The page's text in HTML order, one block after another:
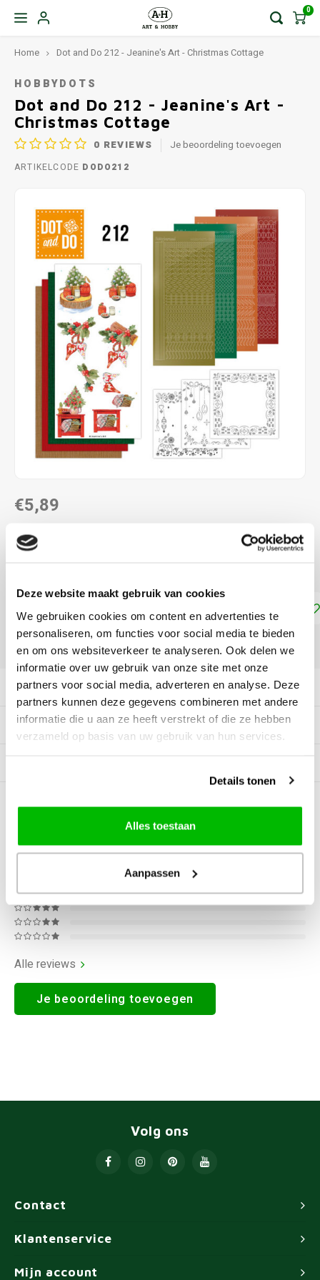
Deze website maakt gebruik van cookies
We gebruiken cookies om content en advertenties te
personaliseren, om functies voor social media te bieden
en om ons websiteverkeer te analyseren. Ook delen we
informatie over uw gebruik van onze site met onze
partners voor social media, adverteren en analyse. Deze
partners kunnen deze gegevens combineren met andere
informatie die u aan ze heeft verstrekt of die ze hebben
verzameld op basis van uw gebruik van hun services.
Details tonen
Alles toestaan
Aanpassen
0
Home Dot and Do 212 - Jeanine's Art - Christmas Cottage
HOBBYDOTS
Dot and Do 212 - Jeanine's Art -
Christmas Cottage
0 REVIEWS Je beoordeling toevoegen
ARTIKELCODE DODO212
€5,89
NIET LEVERBAAR
Toevoegen aan winkelwagen
DELEN:
Productomschrijving
Tags
0STERREN OP BASIS VAN0
BEOORDELINGEN
0Reviews
Alle reviews
Je beoordeling toevoegen
Contact
Volg ons
Klantenservice
Mijn account